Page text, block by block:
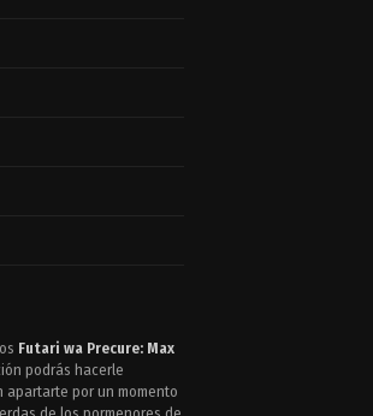
Futari wa Precure: Max
podrás hacerle
por un momento